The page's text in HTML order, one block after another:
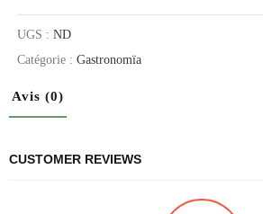
UGS :ND
Catégorie :Gastronomïa
Avis (0)
CUSTOMER REVIEWS